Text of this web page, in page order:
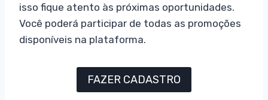
isso fique atento às próximas oportunidades.
Você poderá participar de todas as promoções
disponíveis na plataforma.
FAZER CADASTRO